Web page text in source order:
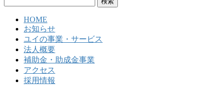
HOME
お知らせ
ユイの事業・サービス
法人概要
補助金・助成金事業
アクセス
採用情報